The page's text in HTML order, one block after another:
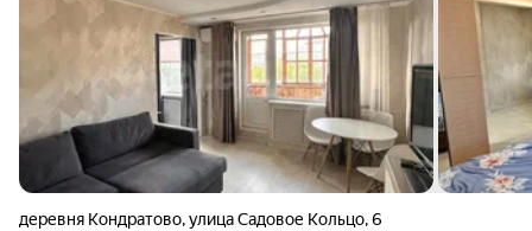
деревня Кондратово,улица Садовое Кольцо,6